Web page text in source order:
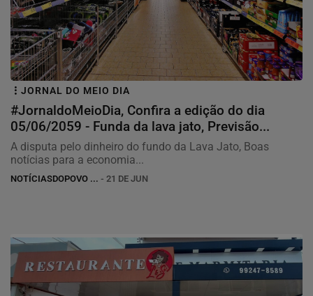
JORNAL DO MEIO DIA
#JornaldoMeioDia, Confira a edição do dia
05/06/2059 - Funda da lava jato, Previsão...
A disputa pelo dinheiro do fundo da Lava Jato, Boas
notícias para a economia...
NOTÍCIASDOPOVO ... - 21 DE JUN